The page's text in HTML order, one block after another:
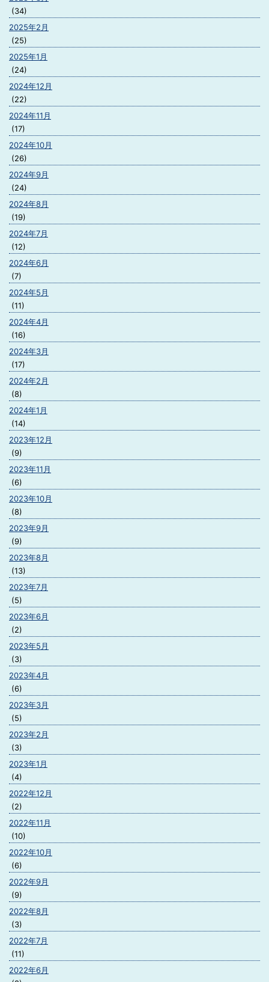
(34)
2025年2月
(25)
2025年1月
(24)
2024年12月
(22)
2024年11月
(17)
2024年10月
(26)
2024年9月
(24)
2024年8月
(19)
2024年7月
(12)
2024年6月
(7)
2024年5月
(11)
2024年4月
(16)
2024年3月
(17)
2024年2月
(8)
2024年1月
(14)
2023年12月
(9)
2023年11月
(6)
2023年10月
(8)
2023年9月
(9)
2023年8月
(13)
2023年7月
(5)
2023年6月
(2)
2023年5月
(3)
2023年4月
(6)
2023年3月
(5)
2023年2月
(3)
2023年1月
(4)
2022年12月
(2)
2022年11月
(10)
2022年10月
(6)
2022年9月
(9)
2022年8月
(3)
2022年7月
(11)
2022年6月